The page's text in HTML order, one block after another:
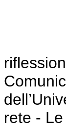
rete -